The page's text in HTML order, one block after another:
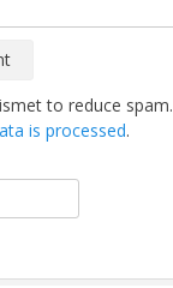
to reduce spam.
is processed.